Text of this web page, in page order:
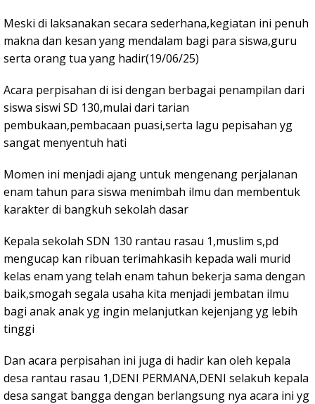
Meski di laksanakan secara sederhana,kegiatan ini penuh
makna dan kesan yang mendalam bagi para siswa,guru
serta orang tua yang hadir(19/06/25)
Acara perpisahan di isi dengan berbagai penampilan dari
siswa siswi SD 130,mulai dari tarian
pembukaan,pembacaan puasi,serta lagu pepisahan yg
sangat menyentuh hati
Momen ini menjadi ajang untuk mengenang perjalanan
enam tahun para siswa menimbah ilmu dan membentuk
karakter di bangkuh sekolah dasar
Kepala sekolah SDN 130 rantau rasau 1,muslim s,pd
mengucap kan ribuan terimahkasih kepada wali murid
kelas enam yang telah enam tahun bekerja sama dengan
baik,smogah segala usaha kita menjadi jembatan ilmu
bagi anak anak yg ingin melanjutkan kejenjang yg lebih
tinggi
Dan acara perpisahan ini juga di hadir kan oleh kepala
desa rantau rasau 1,DENI PERMANA,DENI selakuh kepala
desa sangat bangga dengan berlangsung nya acara ini yg